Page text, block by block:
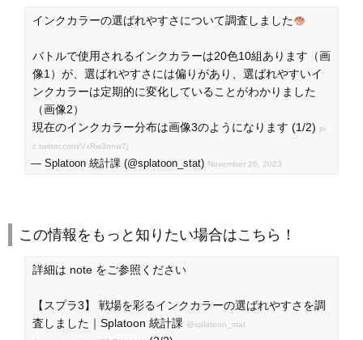
インクカラーの選ばれやすさについて調査しました
バトルで使用されるインクカラーは20色10組あります（画
像1）が、選ばれやすさには偏りがあり、選ばれやすいイ
ンクカラーは定期的に変化していることがわかりました
（画像2）
現在のインクカラー分布は画像3のようになります (1/2) pi
c.twitter.com/VxRw3nnw7j
— Splatoon 統計課 (@splatoon_stat) November 26, 2023
この情報をもっと知りたい場合はこちら！
詳細は note をご参照ください
【スプラ3】 戦場を彩るインクカラーの選ばれやすさを調
査しました｜Splatoon 統計課 @splatoon_stat